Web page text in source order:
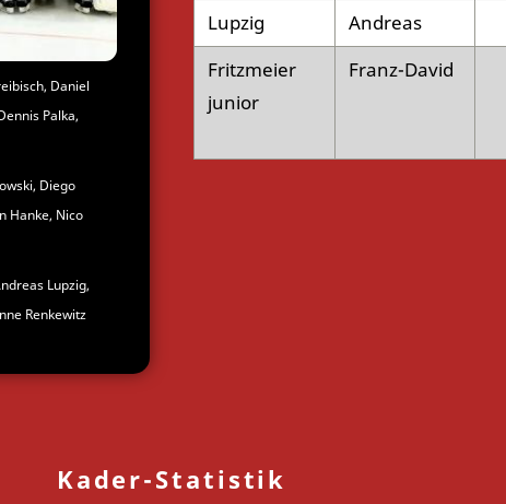
Daniel
Palka,
Diego
Hanke, Nico
Lupzig,
Renkewitz
Lupzig
Andreas
Fritzmeier
junior
Franz-David
Kader-Statistik